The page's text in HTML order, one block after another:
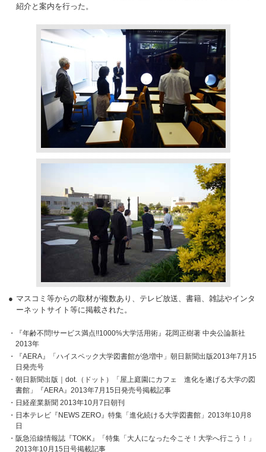
紹介と案内を行った。
マスコミ等からの取材が複数あり、テレビ放送、書籍、雑誌やインタ
ーネットサイト等に掲載された。
『年齢不問!サービス満点!!1000%大学活用術』花岡正樹著 中央公論新社
2013年
『AERA』「ハイスペック大学図書館が急増中」朝日新聞出版2013年7月15
日発売号
朝日新聞出版｜dot.（ドット）「屋上庭園にカフェ 進化を遂げる大学の図
書館」『AERA』2013年7月15日発売号掲載記事
日経産業新聞 2013年10月7日朝刊
日本テレビ『NEWS ZERO』特集「進化続ける大学図書館」2013年10月8
日
阪急沿線情報誌『TOKK』「特集「大人になった今こそ！大学へ行こう！」
2013年10月15日号掲載記事